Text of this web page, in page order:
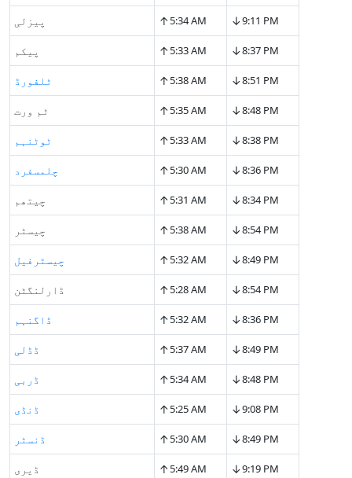
پیزلی ↑5:34 AM ↓9:11 PM
پیکم ↑5:33 AM ↓8:37 PM
ٹلفورڈ ↑5:38 AM ↓8:51 PM
ٹم ورت ↑5:35 AM ↓8:48 PM
ٹوٹنہم ↑5:33 AM ↓8:38 PM
چلمسفرد ↑5:30 AM ↓8:36 PM
چیتھم ↑5:31 AM ↓8:34 PM
چیسٹر ↑5:38 AM ↓8:54 PM
چیسٹرفیل ↑5:32 AM ↓8:49 PM
ڈارلنگٹن ↑5:28 AM ↓8:54 PM
ڈاگنہم ↑5:32 AM ↓8:36 PM
ڈڈلی ↑5:37 AM ↓8:49 PM
ڈربی ↑5:34 AM ↓8:48 PM
ڈنڈی ↑5:25 AM ↓9:08 PM
ڈنسٹر ↑5:30 AM ↓8:49 PM
ڈیری ↑5:49 AM ↓9:19 PM